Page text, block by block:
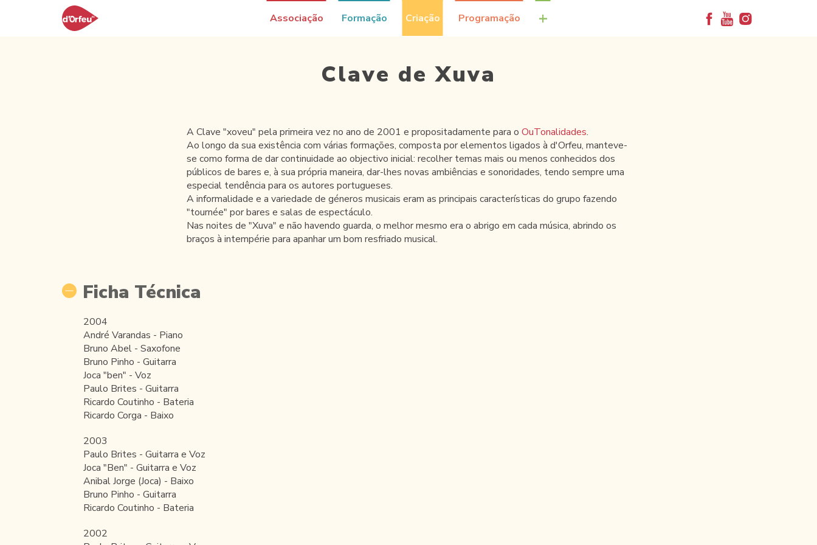
Associação Formação Criação Programação +
Clave de Xuva
A Clave "xoveu" pela primeira vez no ano de 2001 e propositadamente para o OuTonalidades.
Ao longo da sua existência com várias formações, composta por elementos ligados à d'Orfeu, manteve-
se como forma de dar continuidade ao objectivo inicial: recolher temas mais ou menos conhecidos dos
públicos de bares e, à sua própria maneira, dar-lhes novas ambiências e sonoridades, tendo sempre uma
especial tendência para os autores portugueses.
A informalidade e a variedade de géneros musicais eram as principais características do grupo fazendo
"tournée" por bares e salas de espectáculo.
Nas noites de "Xuva" e não havendo guarda, o melhor mesmo era o abrigo em cada música, abrindo os
braços à intempérie para apanhar um bom resfriado musical.
Ficha Técnica
2004
André Varandas - Piano
Bruno Abel - Saxofone
Bruno Pinho - Guitarra
Joca "ben" - Voz
Paulo Brites - Guitarra
Ricardo Coutinho - Bateria
Ricardo Corga - Baixo
2003
Paulo Brites - Guitarra e Voz
Joca "Ben" - Guitarra e Voz
Anibal Jorge (Joca) - Baixo
Bruno Pinho - Guitarra
Ricardo Coutinho - Bateria
2002